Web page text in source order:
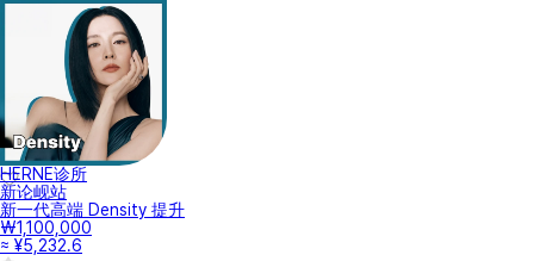
HERNE诊所
新论岘站
新一代高端 Density 提升
₩1,100,000
≈ ¥5,232.6